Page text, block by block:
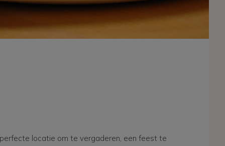
locatie om te vergaderen, een feest te